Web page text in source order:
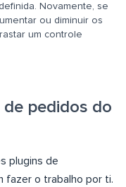
Novamente, se
ou diminuir os
um controle
pedidos do
plugins de
fazer o trabalho por ti.